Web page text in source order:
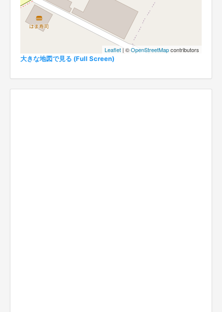
Leaflet | ©OpenStreetMapcontributors
大きな地図で見る (Full Screen)